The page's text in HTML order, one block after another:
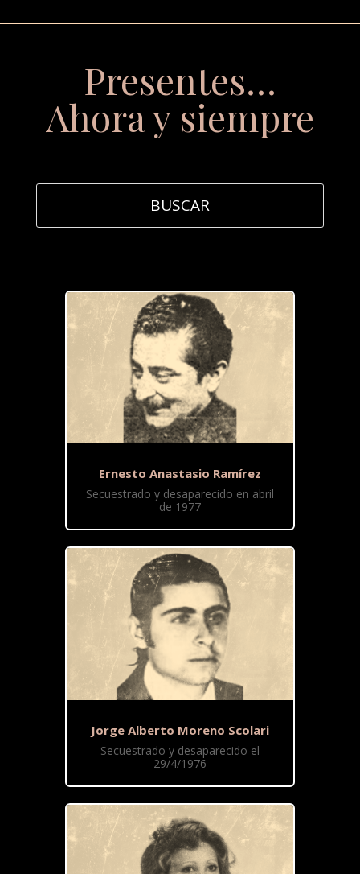
Presentes…
Ahora y siempre
Ernesto Anastasio Ramírez
Secuestrado y desaparecido en abril
de 1977
Jorge Alberto Moreno Scolari
Secuestrado y desaparecido el
29/4/1976